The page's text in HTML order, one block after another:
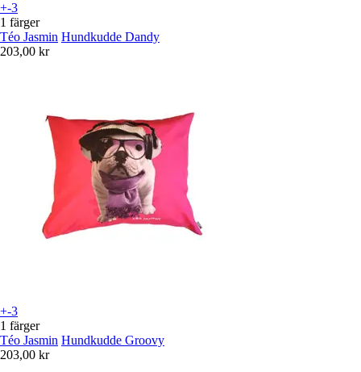
+-3
1 färger
Téo Jasmin Hundkudde Dandy
203,00 kr
+-3
1 färger
Téo Jasmin Hundkudde Groovy
203,00 kr